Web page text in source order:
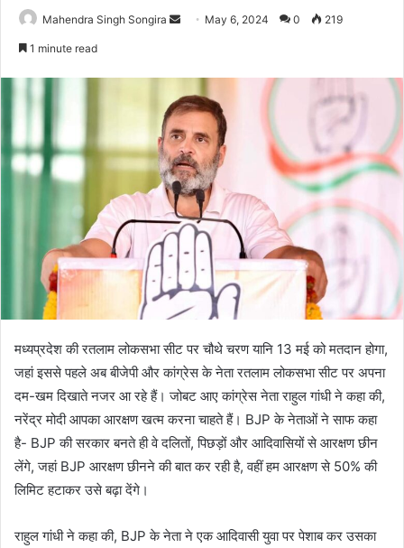
Mahendra Singh Songira
Send May 6, 2024 0 219
1 minute read
मध्यप्रदेश की रतलाम लोकसभा सीट पर चौथे चरण यानि 13 मई को मतदान होगा,
जहां इससे पहले अब बीजेपी और कांग्रेस के नेता रतलाम लोकसभा सीट पर अपना
दम-खम दिखाते नजर आ रहे हैं। जोबट आए कांग्रेस नेता राहुल गांधी ने कहा की,
नरेंद्र मोदी आपका आरक्षण खत्म करना चाहते हैं। BJP के नेताओं ने साफ कहा
है- BJP की सरकार बनते ही वे दलितों, पिछड़ों और आदिवासियों से आरक्षण छीन
लेंगे, जहां BJP आरक्षण छीनने की बात कर रही है, वहीं हम आरक्षण से 50% की
लिमिट हटाकर उसे बढ़ा देंगे।
राहुल गांधी ने कहा की, BJP के नेता ने एक आदिवासी युवा पर पेशाब कर उसका